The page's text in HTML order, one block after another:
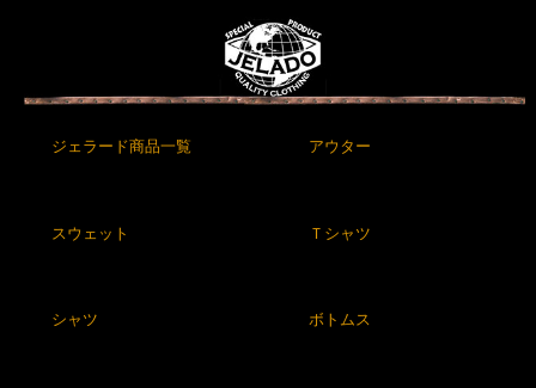
ジェラード商品一覧 アウター
スウェット Ｔシャツ
シャツ ボトムス